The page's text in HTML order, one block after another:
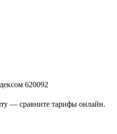
620092
— сравните тарифы онлайн.